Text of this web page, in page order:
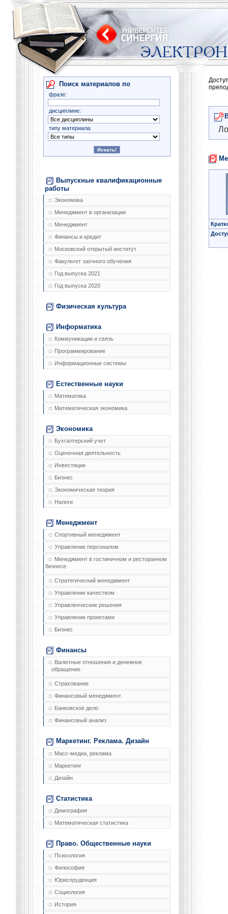
Поиск материалов по
фразе:
дисциплине:
типу материала:
Выпускные квалификационные
работы
Экономика
Менеджмент в организации
Менеджмент
Финансы и кредит
Московский открытый институт
Факультет заочного обучения
Год выпуска 2021
Год выпуска 2020
Физическая культура
Информатика
Коммуникации и связь
Программирование
Информационные системы
Естественные науки
Математика
Математическая экономика
Экономика
Бухгалтерский учет
Оценочная деятельность
Инвестиции
Бизнес
Экономическая теория
Налоги
Менеджмент
Спортивный менеджмент
Управление персоналом
Менеджмент в гостиничном и ресторанном
бизнесе
Стратегический менеджмент
Управление качеством
Управленческие решения
Управление проектами
Бизнес
Финансы
Валютные отношения и денежное
обращение
Страхование
Финансовый менеджмент
Банковское дело
Финансовый анализ
Маркетинг. Реклама. Дизайн
Масс-медиа, реклама
Маркетинг
Дизайн
Статистика
Демография
Математическая статистика
Право. Общественные науки
Психология
Философия
Юриспруденция
Социология
История